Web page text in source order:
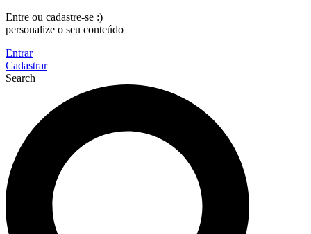
Entre ou cadastre-se :)
personalize o seu conteúdo
Entrar
Cadastrar
Search